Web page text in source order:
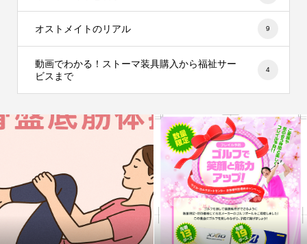
オストメイトのリアル 9
動画でわかる！ストーマ装具購入から福祉サー
ビスまで
4